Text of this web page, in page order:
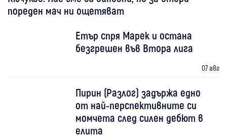
пореден мач ни ощетяват
Етър спря Марек и остана
безгрешен във Втора лига
07 авг
Пирин (Разлог) задържа едно
от най-перспективните си
момчета след силен дебют в
елита